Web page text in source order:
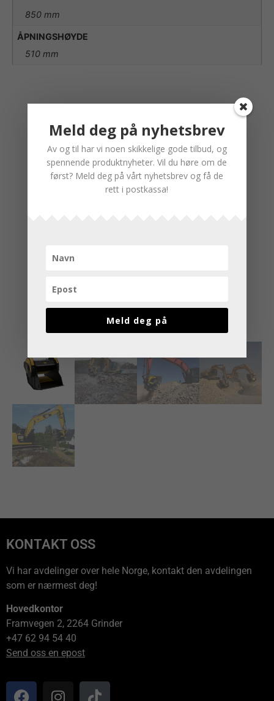
850 mm
ÅPNINGSHØYDE
510 mm
KONTAKT OSS
Vi har avdelinger over hele Norge, kontakt den avdelingen
som er nærmest deg!
Hovedkontor
Framvegen 2, 2264 Grinder
+47 62 94 54 40
Send oss en epost
Meld deg på nyhetsbrev
Av og til har vi noen skikkelige gode tilbud, og
spennende produktnyheter. Vil du høre om de
først? Meld deg på vårt nyhetsbrev og få de
rett i postkassa!
Meld deg på